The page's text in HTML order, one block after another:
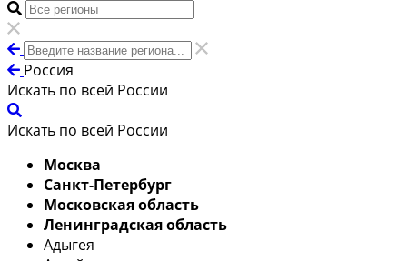
Россия
Искать по всей России
Искать по всей России
Москва
Санкт-Петербург
Московская область
Ленинградская область
Адыгея